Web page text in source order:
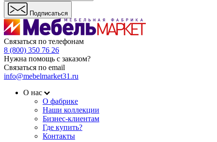
Подписаться
Связаться по телефонам
8 (800) 350 76 26
Нужна помощь с заказом?
Связаться по email
info@mebelmarket31.ru
О нас
О фабрике
Наши коллекции
Бизнес-клиентам
Где купить?
Контакты